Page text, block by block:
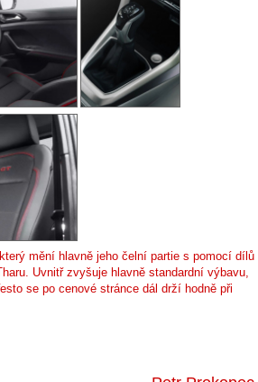
mění hlavně jeho čelní partie s pomocí dílů
Uvnitř zvyšuje hlavně standardní výbavu,
se po cenové stránce dál drží hodně při